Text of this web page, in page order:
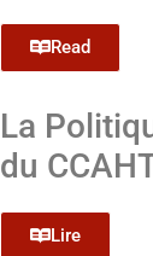
Read
La
du
Lire